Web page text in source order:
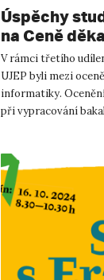
Úspěchy
na Ceně
V rámci třetího
UJEP byli mezi
informatiky.
při vypracování